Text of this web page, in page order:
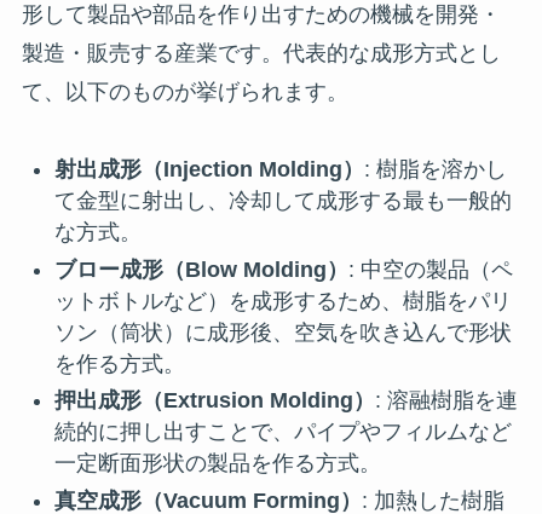
形して製品や部品を作り出すための機械を開発・
製造・販売する産業です。代表的な成形方式とし
て、以下のものが挙げられます。
射出成形（Injection Molding） : 樹脂を溶かし
て金型に射出し、冷却して成形する最も一般的
な方式。
ブロー成形（Blow Molding） : 中空の製品（ペ
ットボトルなど）を成形するため、樹脂をパリ
ソン（筒状）に成形後、空気を吹き込んで形状
を作る方式。
押出成形（Extrusion Molding） : 溶融樹脂を連
続的に押し出すことで、パイプやフィルムなど
一定断面形状の製品を作る方式。
真空成形（Vacuum Forming） : 加熱した樹脂